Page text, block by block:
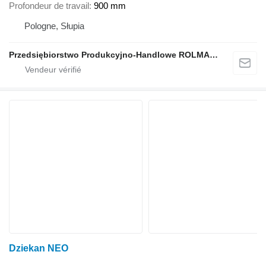
Profondeur de travail 900 mm
Pologne, Słupia
Przedsiębiorstwo Produkcyjno-Handlowe ROLMAPOL Marcin Dziekan
Dziekan NEO